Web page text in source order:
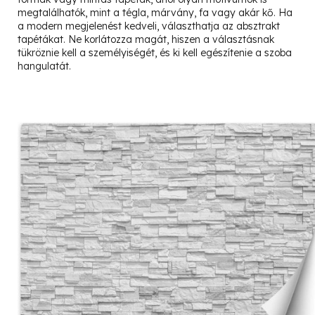
megtalálhatók, mint a tégla, márvány, fa vagy akár kő. Ha
a modern megjelenést kedveli, választhatja az absztrakt
tapétákat. Ne korlátozza magát, hiszen a választásnak
tükröznie kell a személyiségét, és ki kell egészítenie a szoba
hangulatát.